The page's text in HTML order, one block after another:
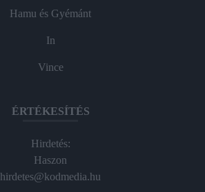
Hamu és Gyémánt
In
Vince
ÉRTÉKESÍTÉS
Hirdetés:
Haszon
hirdetes@kodmedia.hu